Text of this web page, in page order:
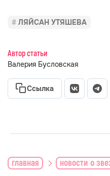
ЛЯЙСАН УТЯШЕВА
Автор статьи
Валерия Бусловская
Ссылка
главная новости о